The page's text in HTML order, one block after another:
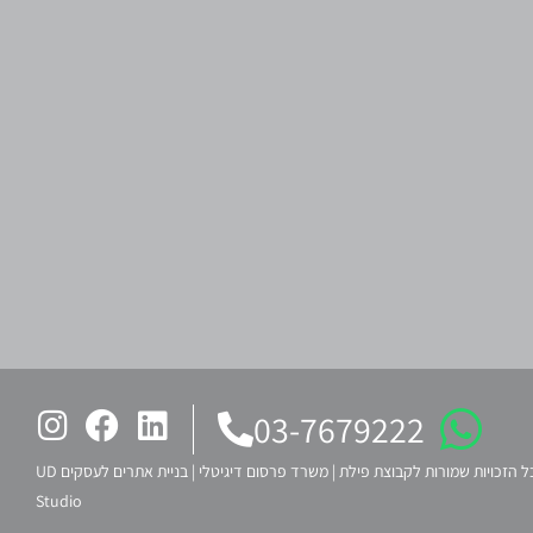
03-7679222
הזכויות שמורות לקבוצת פילת | משרד פרסום דיגיטלי |
בניית אתרים לעסקים UD
Studio